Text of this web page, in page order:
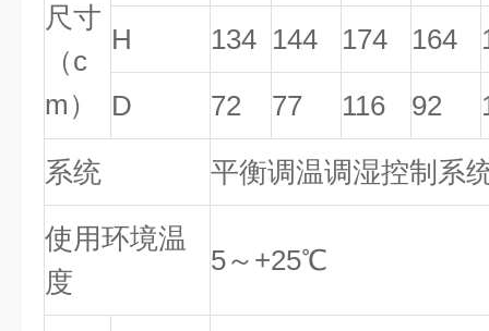
尺寸
（c
m）
H 134 144 174 164
D 72 77 116 92
系统 平衡调温调湿控制系
使用环境温
度
5～+25℃